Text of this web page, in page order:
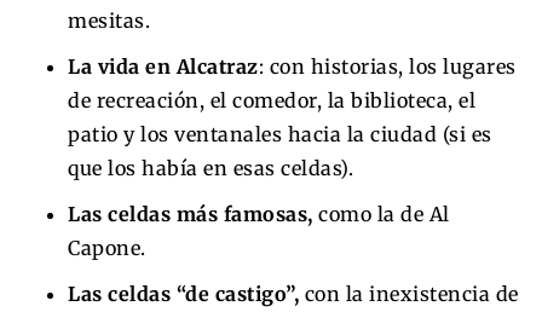
mesitas.
La vida en Alcatraz: con historias, los lugares
de recreación, el comedor, la biblioteca, el
patio y los ventanales hacia la ciudad (si es
que los había en esas celdas).
Las celdas más famosas, como la de Al
Capone.
Las celdas “de castigo”, con la inexistencia de